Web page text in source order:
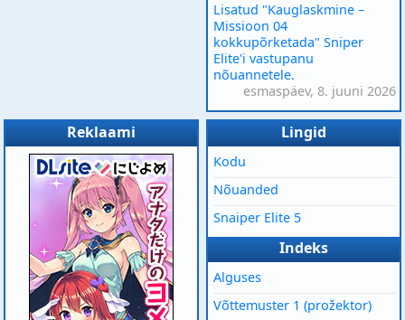
Lisatud "Kauglaskmine –
Missioon 04
kokkupõrketada" Sniper
Elite'i vastupanu
nõuannetele.
esmaspäev, 8. juuni 2026
Reklaami Lingid
Kodu
Nõuanded
Snaiper Elite 5
Indeks
Alguses
Võttemuster 1 (prožektor)